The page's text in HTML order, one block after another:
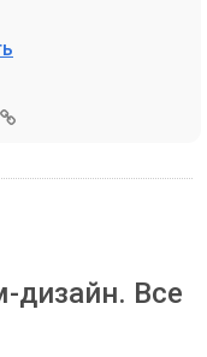
дизайн. Все